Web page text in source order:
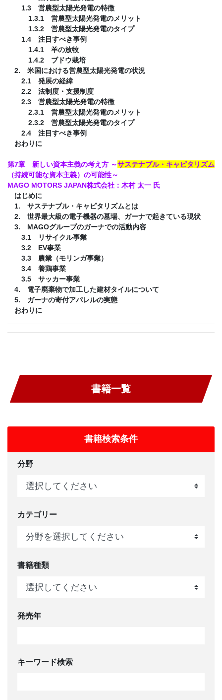
1.3 営農型太陽光発電の特徴
1.3.1 営農型太陽光発電のメリット
1.3.2 営農型太陽光発電のタイプ
1.4 注目すべき事例
1.4.1 羊の放牧
1.4.2 ブドウ栽培
2. 米国における営農型太陽光発電の状況
2.1 発展の経緯
2.2 法制度・支援制度
2.3 営農型太陽光発電の特徴
2.3.1 営農型太陽光発電のメリット
2.3.2 営農型太陽光発電のタイプ
2.4 注目すべき事例
おわりに
第7章 新しい資本主義の考え方 ～サステナブル・キャピタリズム
（持続可能な資本主義）の可能性～
MAGO MOTORS JAPAN株式会社：木村 太一 氏
はじめに
1. サステナブル・キャピタリズムとは
2. 世界最大級の電子機器の墓場、ガーナで起きている現状
3. MAGOグループのガーナでの活動内容
3.1 リサイクル事業
3.2 EV事業
3.3 農業（モリンガ事業）
3.4 養鶏事業
3.5 サッカー事業
4. 電子廃棄物で加工した建材タイルについて
5. ガーナの寄付アパレルの実態
おわりに
書籍一覧
書籍検索条件
分野
カテゴリー
書籍種類
発売年
キーワード検索